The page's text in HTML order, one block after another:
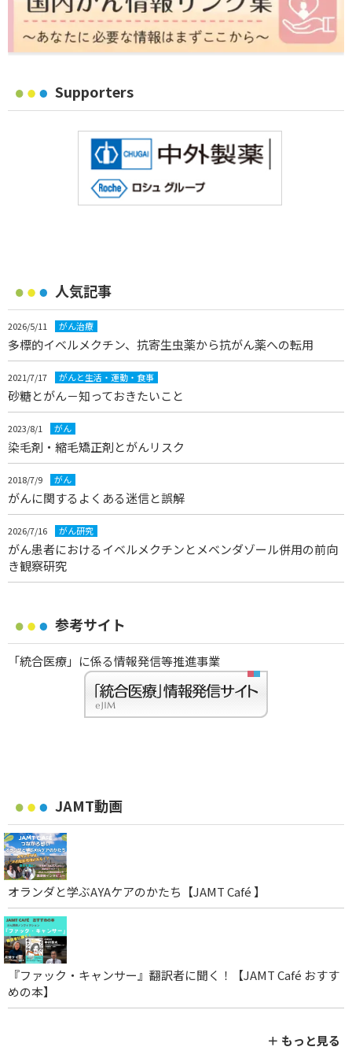
Supporters
人気記事
2026/5/11 がん治療
多標的イベルメクチン、抗寄生虫薬から抗がん薬への転用
2021/7/17 がんと生活・運動・食事
砂糖とがん－知っておきたいこと
2023/8/1 がん
染毛剤・縮毛矯正剤とがんリスク
2018/7/9 がん
がんに関するよくある迷信と誤解
2026/7/16 がん研究
がん患者におけるイベルメクチンとメベンダゾール併用の前向
き観察研究
参考サイト
「統合医療」に係る情報発信等推進事業
JAMT動画
オランダと学ぶAYAケアのかたち【JAMT Café 】
『ファック・キャンサー』翻訳者に聞く！【JAMT Café おすす
めの本】
＋ もっと見る